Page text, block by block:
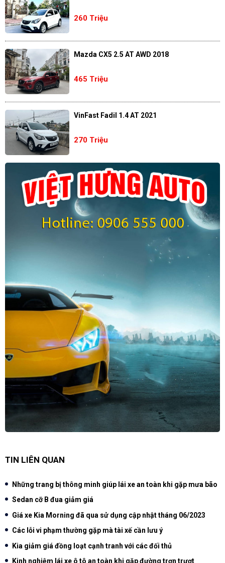
260 Triệu
Mazda CX5 2.5 AT AWD 2018
465 Triệu
VinFast Fadil 1.4 AT 2021
270 Triệu
TIN LIÊN QUAN
Những trang bị thông minh giúp lái xe an toàn khi gặp mưa bão
Sedan cỡ B đua giảm giá
Giá xe Kia Morning đã qua sử dụng cập nhật tháng 06/2023
Các lỗi vi phạm thường gặp mà tài xế cần lưu ý
Kia giảm giá đồng loạt cạnh tranh với các đối thủ
Kinh nghiệm lái xe ô tô an toàn khi gặp đường trơn trượt